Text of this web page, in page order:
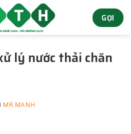
GỌI
lý nước thải chăn
MR.MANH